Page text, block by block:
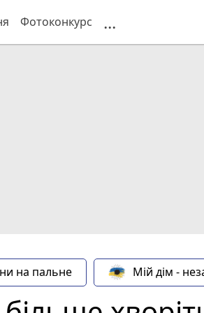
Фотоконкурс ...
на пальне Мій дім -